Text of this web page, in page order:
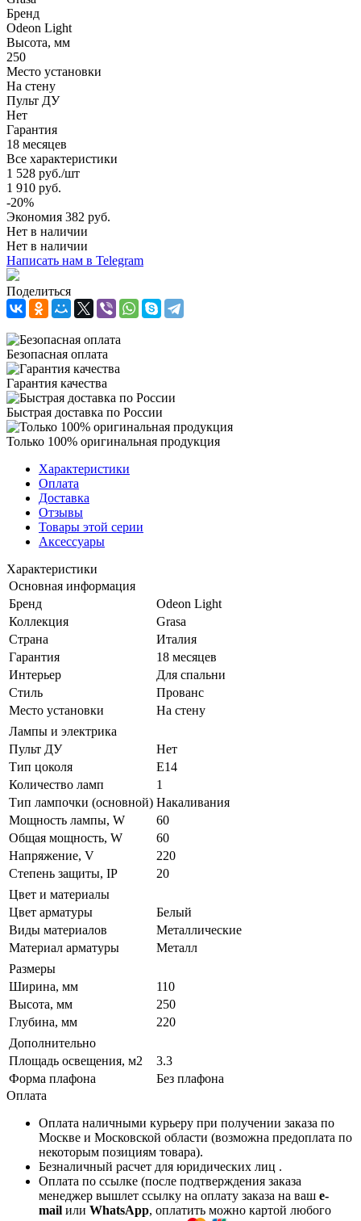
Бренд
Odeon Light
Высота, мм
250
Место установки
На стену
Пульт ДУ
Нет
Гарантия
18 месяцев
Все характеристики
1 528 руб./шт
1 910 руб.
-20%
Экономия 382 руб.
Нет в наличии
Нет в наличии
Написать нам в Telegram
Поделиться
Безопасная оплата
Гарантия качества
Быстрая доставка по России
Только 100% оригинальная продукция
Характеристики
Оплата
Доставка
Отзывы
Товары этой серии
Аксессуары
Характеристики
Основная информация
Бренд
Odeon Light
Коллекция
Grasa
Страна
Италия
Гарантия
18 месяцев
Интерьер
Для спальни
Стиль
Прованс
Место установки
На стену
Лампы и электрика
Пульт ДУ
Нет
Тип цоколя
E14
Количество ламп
1
Тип лампочки (основной) Накаливания
Мощность лампы, W
60
Общая мощность, W
60
Напряжение, V
220
Степень защиты, IP
20
Цвет и материалы
Цвет арматуры
Белый
Виды материалов
Металлические
Материал арматуры
Металл
Размеры
Ширина, мм
110
Высота, мм
250
Глубина, мм
220
Дополнительно
Площадь освещения, м2
3.3
Форма плафона
Без плафона
Оплата
Оплата наличными курьеру при получении заказа по
Москве и Московской области (возможна предоплата по
некоторым позициям товара).
Безналичный расчет для юридических лиц .
Оплата по ссылке (после подтверждения заказа
менеджер вышлет ссылку на оплату заказа на ваш e-
mail или WhatsApp, оплатить можно картой любого